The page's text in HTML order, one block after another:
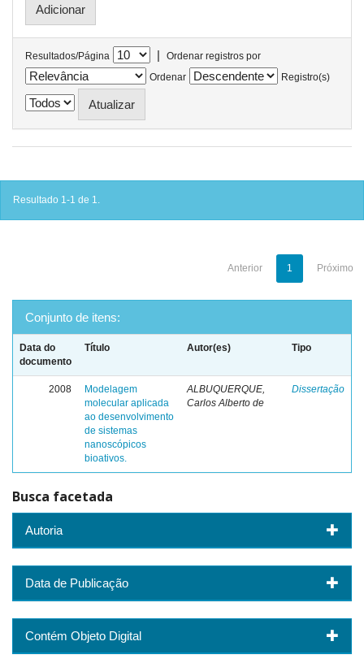
Resultados/Página |
Ordenar registros por
Ordenar
Registro(s)
Resultado 1-1 de 1.
Anterior 1 Próximo
Conjunto de itens:
Data do
documento
Título Autor(es) Tipo
2008
Modelagem
molecular aplicada
ao desenvolvimento
de sistemas
nanoscópicos
bioativos.
ALBUQUERQUE,
Carlos Alberto de
Dissertação
Busca facetada
Autoria
Data de Publicação
Contém Objeto Digital